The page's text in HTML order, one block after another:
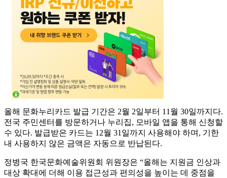
올해 문화누리카드 발급 기간은 2월 2일부터 11월 30일까지다.
전국 주민센터를 방문하거나 누리집, 모바일 앱을 통해 신청할
수 있다. 발급받은 카드는 12월 31일까지 사용해야 하며, 기한
내 사용하지 않은 금액은 자동으로 반납된다.
정병국 한국문화예술위원회 위원장은 “올해는 지원금 인상과
대상 확대에 더해 이용 접근성과 편의성을 높이는 데 중점을